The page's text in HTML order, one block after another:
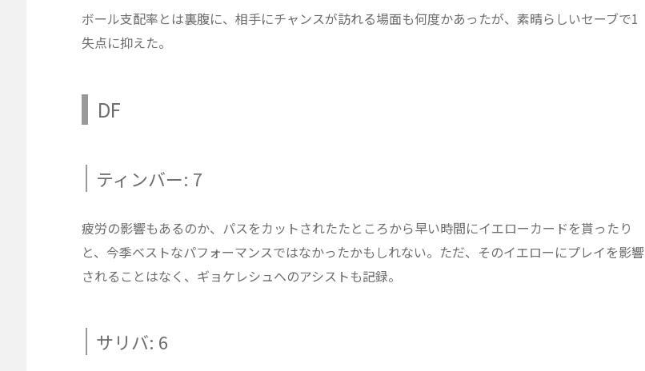
ボール支配率とは裏腹に、相手にチャンスが訪れる場面も何度かあったが、素晴らしいセーブで1
失点に抑えた。
DF
ティンバー: 7
疲労の影響もあるのか、パスをカットされたたところから早い時間にイエローカードを貰ったり
と、今季ベストなパフォーマンスではなかったかもしれない。ただ、そのイエローにプレイを影響
されることはなく、ギョケレシュへのアシストも記録。
サリバ: 6